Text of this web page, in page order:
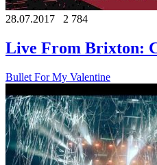
28.07.2017
2 784
Live From Brixton:
Bullet For My Valentine